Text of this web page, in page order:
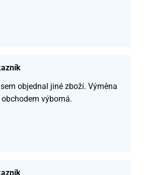
objednal jiné zboží. Výměna
výborná.